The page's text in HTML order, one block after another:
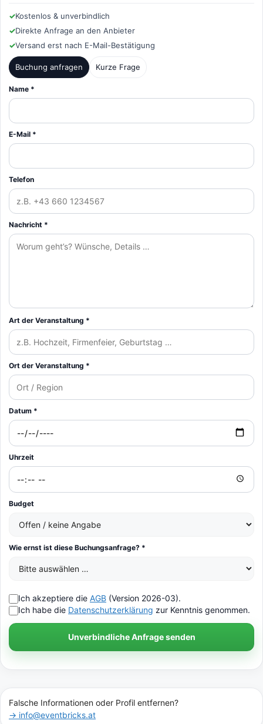
✓Kostenlos & unverbindlich
✓Direkte Anfrage an den Anbieter
✓Versand erst nach E-Mail-Bestätigung
Buchung anfragen Kurze Frage
Name *
E-Mail *
Telefon
Nachricht *
Art der Veranstaltung *
Ort der Veranstaltung *
Datum *
Uhrzeit
Budget
Wie ernst ist diese Buchungsanfrage? *
Ich akzeptiere die AGB (Version 2026-03).
Ich habe die Datenschutzerklärung zur Kenntnis genommen.
Unverbindliche Anfrage senden
Falsche Informationen oder Profil entfernen?
→ info@eventbricks.at